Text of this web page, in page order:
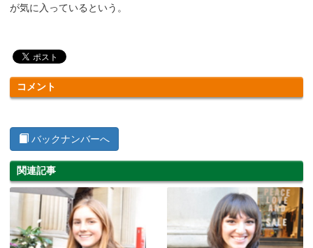
が気に入っているという。
コメント
バックナンバーへ
関連記事